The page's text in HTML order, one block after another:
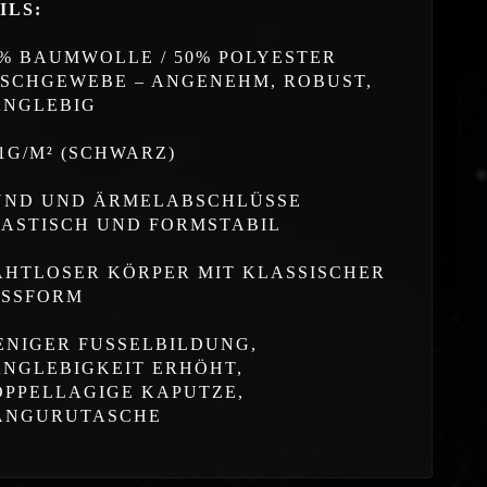
BAUMWOLLE / 50% POLYESTER
– ANGENEHM, ROBUST,
M² (SCHWARZ)
UND ÄRMELABSCHLÜSSE
UND FORMSTABIL
KÖRPER MIT KLASSISCHER
FUSSELBILDUNG,
ERHÖHT,
KAPUTZE,